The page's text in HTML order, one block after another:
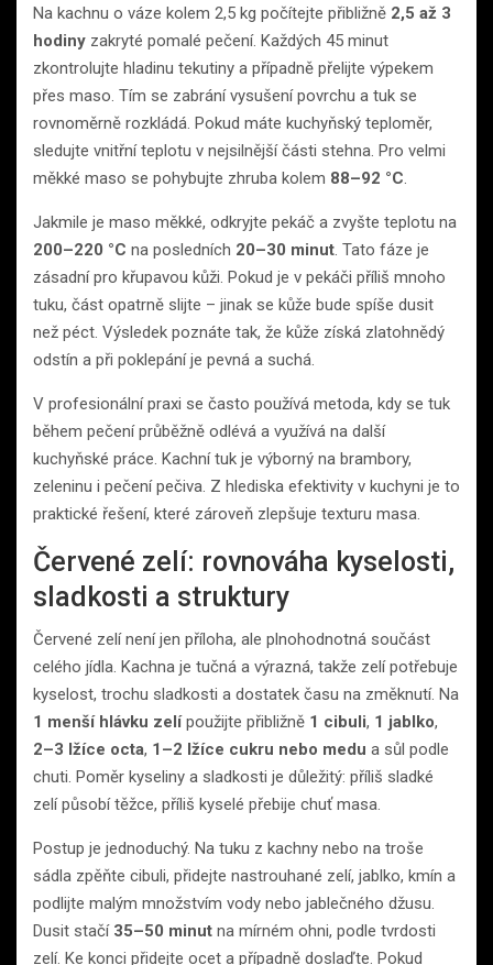
Na kachnu o váze kolem 2,5 kg počítejte přibližně 2,5 až 3
hodiny zakryté pomalé pečení. Každých 45 minut
zkontrolujte hladinu tekutiny a případně přelijte výpekem
přes maso. Tím se zabrání vysušení povrchu a tuk se
rovnoměrně rozkládá. Pokud máte kuchyňský teploměr,
sledujte vnitřní teplotu v nejsilnější části stehna. Pro velmi
měkké maso se pohybujte zhruba kolem 88–92 °C.
Jakmile je maso měkké, odkryjte pekáč a zvyšte teplotu na
200–220 °C na posledních 20–30 minut. Tato fáze je
zásadní pro křupavou kůži. Pokud je v pekáči příliš mnoho
tuku, část opatrně slijte – jinak se kůže bude spíše dusit
než péct. Výsledek poznáte tak, že kůže získá zlatohnědý
odstín a při poklepání je pevná a suchá.
V profesionální praxi se často používá metoda, kdy se tuk
během pečení průběžně odlévá a využívá na další
kuchyňské práce. Kachní tuk je výborný na brambory,
zeleninu i pečení pečiva. Z hlediska efektivity v kuchyni je to
praktické řešení, které zároveň zlepšuje texturu masa.
Červené zelí: rovnováha kyselosti,
sladkosti a struktury
Červené zelí není jen příloha, ale plnohodnotná součást
celého jídla. Kachna je tučná a výrazná, takže zelí potřebuje
kyselost, trochu sladkosti a dostatek času na změknutí. Na
1 menší hlávku zelípoužijte přibližně 1 cibuli, 1 jablko,
2–3 lžíce octa, 1–2 lžíce cukru nebo medu a sůl podle
chuti. Poměr kyseliny a sladkosti je důležitý: příliš sladké
zelí působí těžce, příliš kyselé přebije chuť masa.
Postup je jednoduchý. Na tuku z kachny nebo na troše
sádla zpěňte cibuli, přidejte nastrouhané zelí, jablko, kmín a
podlijte malým množstvím vody nebo jablečného džusu.
Dusit stačí 35–50 minut na mírném ohni, podle tvrdosti
zelí. Ke konci přidejte ocet a případně doslaďte. Pokud